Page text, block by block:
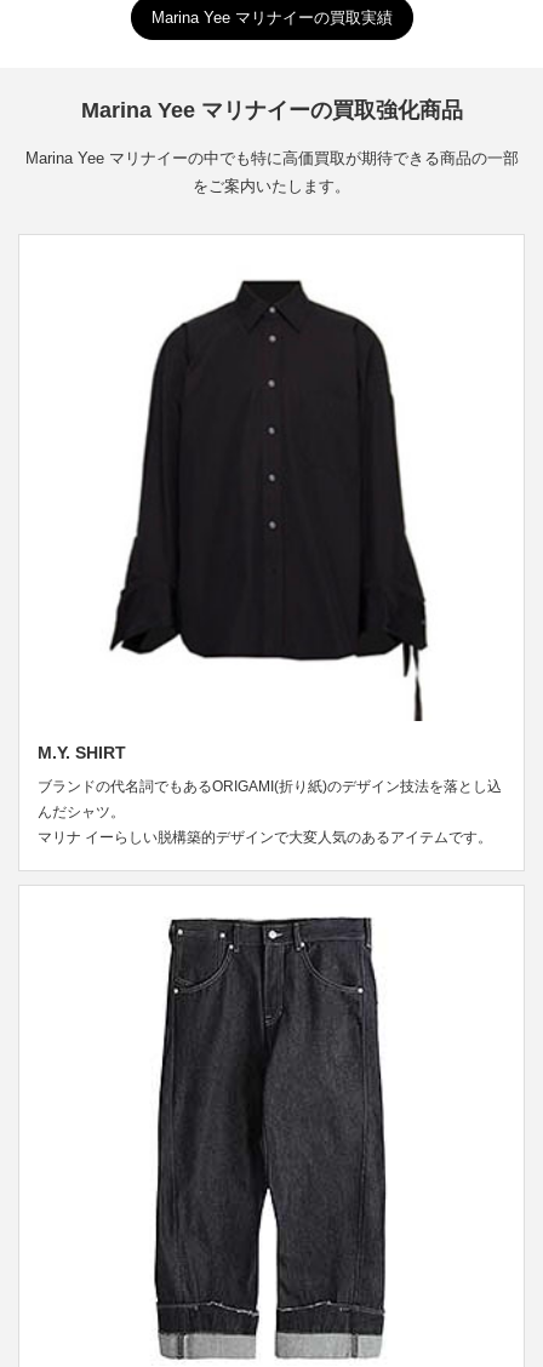
Marina Yee マリナイーの買取実績
Marina Yee マリナイーの買取強化商品
Marina Yee マリナイーの中でも特に高価買取が期待できる商品の一部
をご案内いたします。
M.Y. SHIRT
ブランドの代名詞でもあるORIGAMI(折り紙)のデザイン技法を落とし込
んだシャツ。
マリナ イーらしい脱構築的デザインで大変人気のあるアイテムです。